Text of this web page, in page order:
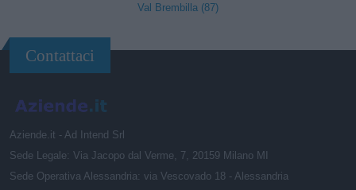
Val Brembilla (87)
Contattaci
Aziende.it - Ad Intend Srl
Sede Legale: Via Jacopo dal Verme, 7, 20159 Milano MI
Sede Operativa Alessandria: via Vescovado 18 - Alessandria